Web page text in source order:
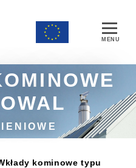
kominowe typu